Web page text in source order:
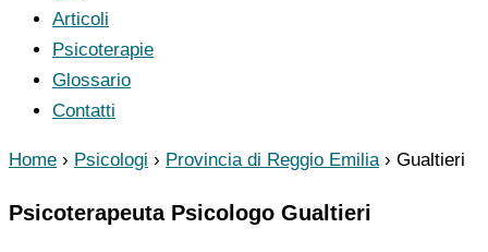
Articoli
Psicoterapie
Glossario
Contatti
Home › Psicologi › Provincia di Reggio Emilia › Gualtieri
Psicoterapeuta Psicologo Gualtieri